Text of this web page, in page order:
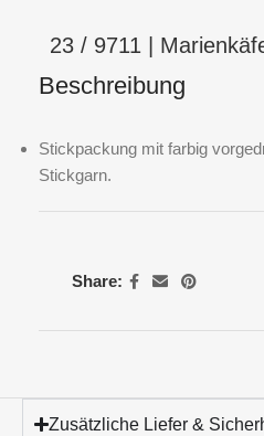
23 / 9711 |
Beschreibung
Stickpackung mit farbig
Stickgarn.
Share:
Zusätzliche Liefer &